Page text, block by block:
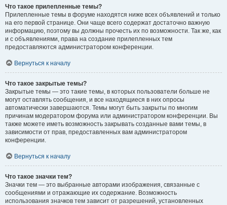
Что такое прилепленные темы?
Прилепленные темы в форуме находятся ниже всех объявлений и только
на его первой странице. Они чаще всего содержат достаточно важную
информацию, поэтому вы должны прочесть их по возможности. Так же, как
и с объявлениями, права на создание прилепленных тем
предоставляются администратором конференции.
Вернуться к началу
Что такое закрытые темы?
Закрытые темы — это такие темы, в которых пользователи больше не
могут оставлять сообщения, и все находящиеся в них опросы
автоматически завершаются. Темы могут быть закрыты по многим
причинам модератором форума или администратором конференции. Вы
также можете иметь возможность закрывать созданные вами темы, в
зависимости от прав, предоставленных вам администратором
конференции.
Вернуться к началу
Что такое значки тем?
Значки тем — это выбранные авторами изображения, связанные с
сообщениями и отражающие их содержание. Возможность
использования значков тем зависит от разрешений, установленных